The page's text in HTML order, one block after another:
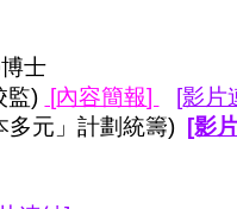
士
監) [內容簡報] [影片
多元」計劃統籌) [影